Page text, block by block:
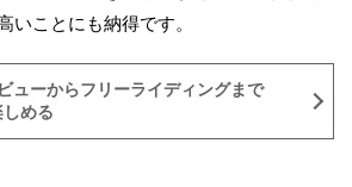
いことにも納得です。
ーからフリーライディングまで
める